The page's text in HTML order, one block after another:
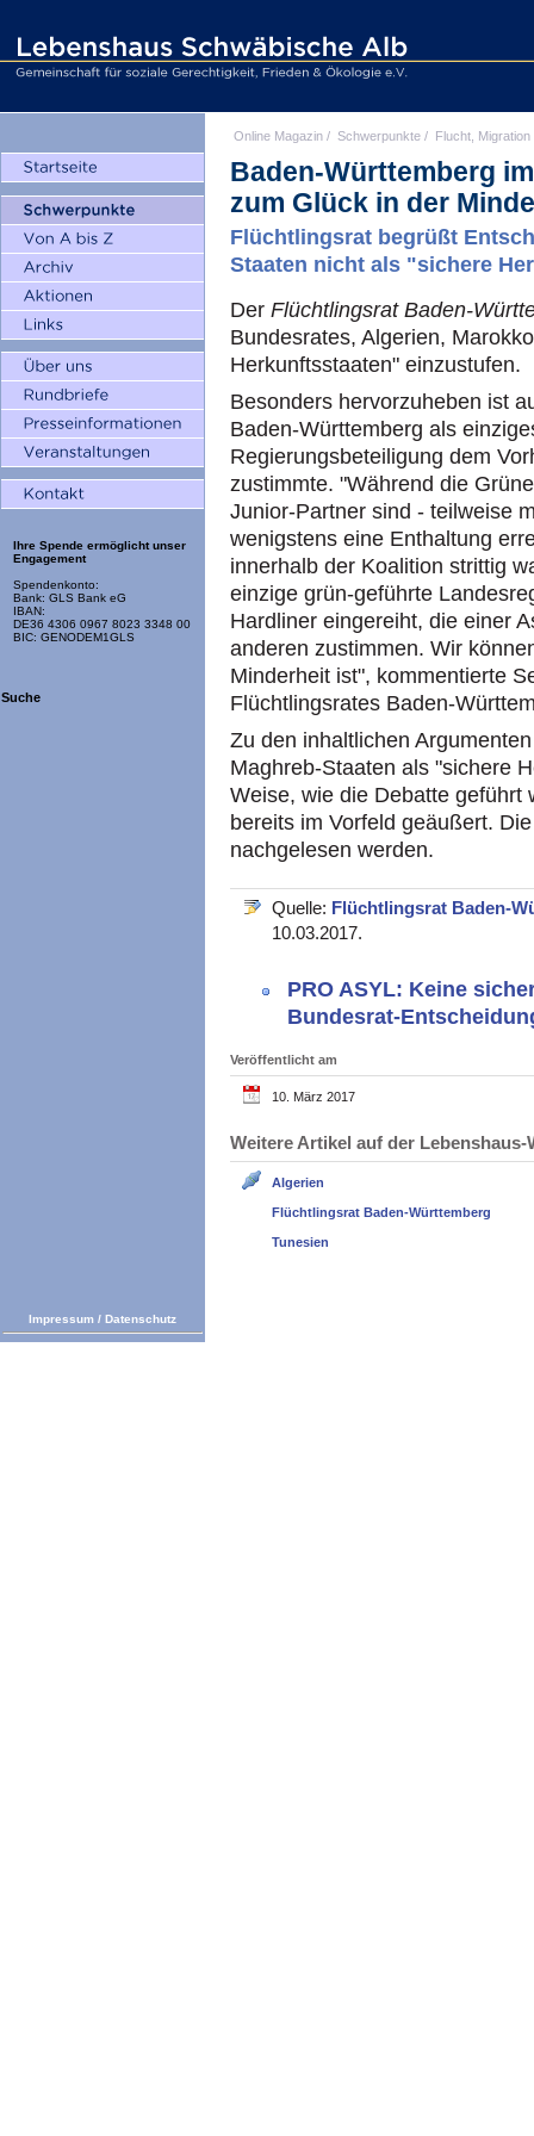
Ihre Spende ermöglicht unser
Engagement
Spendenkonto:
Bank: GLS Bank eG
IBAN:
DE36 4306 0967 8023 3348 00
BIC: GENODEM1GLS
Suche
Online Magazin / Schwerpunkte / Flucht, Migration
Baden-Württemberg
zum Glück in der
Flüchtlingsrat begrüßt
Staaten nicht als "sichere
Der Flüchtlingsrat Baden-
Bundesrates, Algerien,
Herkunftsstaaten" einzustufen.
Besonders hervorzuheben ist
Baden-Württemberg als
Regierungsbeteiligung dem
zustimmte. "Während die
Junior-Partner sind - teilweise
wenigstens eine Enthaltung
innerhalb der Koalition strittig
einzige grün-geführte
Hardliner eingereiht, die einer
anderen zustimmen. Wir
Minderheit ist", kommentierte
Flüchtlingsrates Baden-
Zu den inhaltlichen
Maghreb-Staaten als "sichere
Weise, wie die Debatte geführt
bereits im Vorfeld geäußert.
nachgelesen werden.
Quelle: Flüchtlingsrat Baden-
10.03.2017.
PRO ASYL: Keine
Bundesrat-
Veröffentlicht am
10. März 2017
Weitere Artikel auf der
Algerien
Flüchtlingsrat Baden-Württemberg
Tunesien
Impressum / Datenschutz